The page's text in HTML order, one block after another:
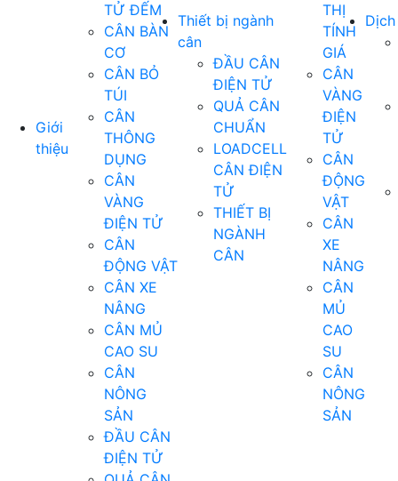
Giới
thiệu
TỬ ĐẾM
CÂN BÀN
CƠ
CÂN BỎ
TÚI
CÂN
THÔNG
DỤNG
CÂN
VÀNG
ĐIỆN TỬ
CÂN
ĐỘNG VẬT
CÂN XE
NÂNG
CÂN MỦ
CAO SU
CÂN
NÔNG
SẢN
ĐẦU CÂN
ĐIỆN TỬ
Thiết bị ngành
cân
ĐẦU CÂN
ĐIỆN TỬ
QUẢ CÂN
CHUẨN
LOADCELL
CÂN ĐIỆN
TỬ
THIẾT BỊ
NGÀNH
CÂN
THỊ
TÍNH
GIÁ
CÂN
VÀNG
ĐIỆN
TỬ
CÂN
ĐỘNG
VẬT
CÂN
XE
NÂNG
CÂN
MỦ
CAO
SU
CÂN
NÔNG
SẢN